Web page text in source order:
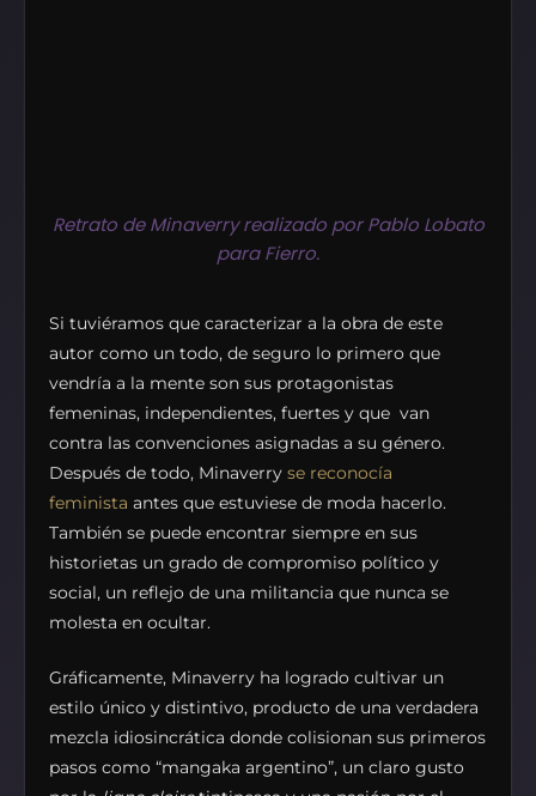
Retrato de Minaverry realizado por Pablo Lobato
para Fierro.
Si tuviéramos que caracterizar a la obra de este
autor como un todo, de seguro lo primero que
vendría a la mente son sus protagonistas
femeninas, independientes, fuertes y que van
contra las convenciones asignadas a su género.
Después de todo, Minaverry se reconocía
feminista antes que estuviese de moda hacerlo.
También se puede encontrar siempre en sus
historietas un grado de compromiso político y
social, un reflejo de una militancia que nunca se
molesta en ocultar.
Gráficamente, Minaverry ha logrado cultivar un
estilo único y distintivo, producto de una verdadera
mezcla idiosincrática donde colisionan sus primeros
pasos como “mangaka argentino”, un claro gusto